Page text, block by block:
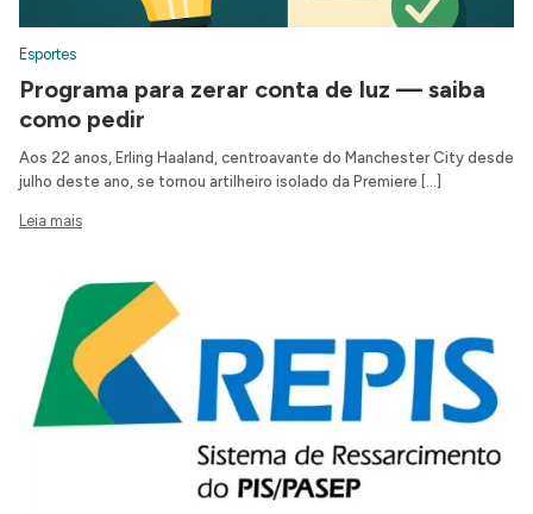
Esportes
Programa para zerar conta de luz — saiba
como pedir
Aos 22 anos, Erling Haaland, centroavante do Manchester City desde
julho deste ano, se tornou artilheiro isolado da Premiere […]
Leia mais